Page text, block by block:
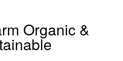
Organic &